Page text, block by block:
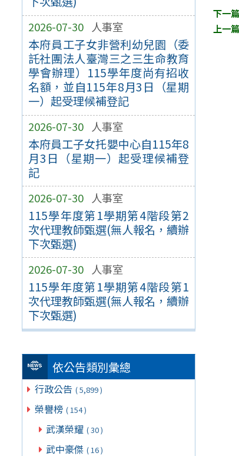
2026-07-30 人事室
本府員工子女非營利幼兒園（委
託社團法人臺灣三之三生命教育
學會辦理）115學年度尚有招收
名額，並自115年8月3日（星期
一）起受理候補登記
2026-07-30 人事室
本府員工子女托嬰中心自115年8
月3日（星期一）起受理候補登
記
2026-07-30 人事室
115學年度第1學期第4階段第2
次代理教師甄選(無人報名，續辦
下次甄選)
2026-07-30 人事室
115學年度第1學期第4階段第1
次代理教師甄選(無人報名，續辦
下次甄選)
依公告類別彙總
行政公告 ( 5,899 )
榮譽榜 ( 154 )
武漢榮耀 ( 30 )
武中豪傑 ( 16 )